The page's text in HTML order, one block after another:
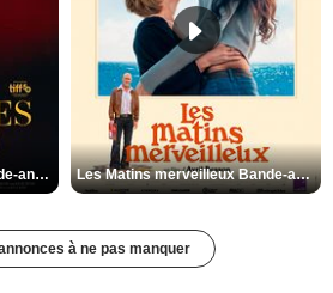
Les Silences de Riyad Bande-annonce VO STFR Les Matins merveilleux Bande-annonce VF
à ne pas manquer